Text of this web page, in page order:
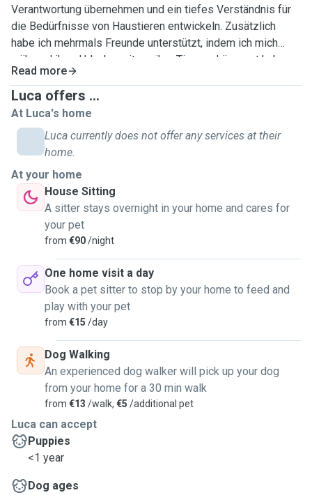
Verantwortung übernehmen und ein tiefes Verständnis für
die Bedürfnisse von Haustieren entwickeln. Zusätzlich
habe ich mehrmals Freunde unterstützt, indem ich mich
während ihrer Urlaubszeit um ihre Tiere gekümmert habe –
sei es durch Fütterung, Pflege oder Gesellschaft.
Besonders bereichernd war ein Wochenende bei der
Organisation „la Trace Asbl“, wo ich aktiv mit Hunden
gearbeitet habe. Zu meinen Aufgaben gehörten dort das
Füttern, Gassigehen und der Aufbau von Hundehütten.
Diese Erlebnisse haben nicht nur meine Liebe zu Tieren
gestärkt, sondern auch meine Fähigkeit, verantwortungsvoll
und fürsorglich mit ihnen umzugehen. Tiere zu unterstützen
und zu begleiten, liegt mir am Herzen. Ich freue mich auf
Jede Anfrage op Groß oder Klein ich komme mit jedem Tier
zurecht. ❤️‍🔥
Read more
Luca offers ...
At Luca's home
Luca currently does not offer any services at their
home.
At your home
House Sitting
A sitter stays overnight in your home and cares for
your pet
from €90/night
One home visit a day
Book a pet sitter to stop by your home to feed and
play with your pet
from €15 /day
Dog Walking
An experienced dog walker will pick up your dog
from your home for a 30 min walk
from €13 /walk, €5 /additional pet
Luca can accept
Puppies
<1 year
Dog ages